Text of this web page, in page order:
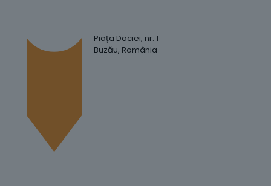
Piața Daciei, nr. 1
Buzău, România